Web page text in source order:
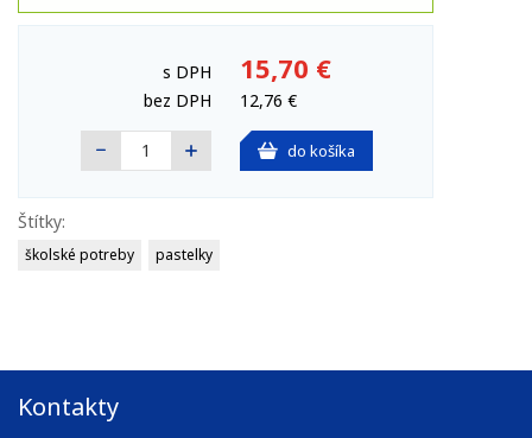
s DPH 15,70 €
bez DPH 12,76 €
do košíka
Štítky:
školské potreby pastelky
Kontakty